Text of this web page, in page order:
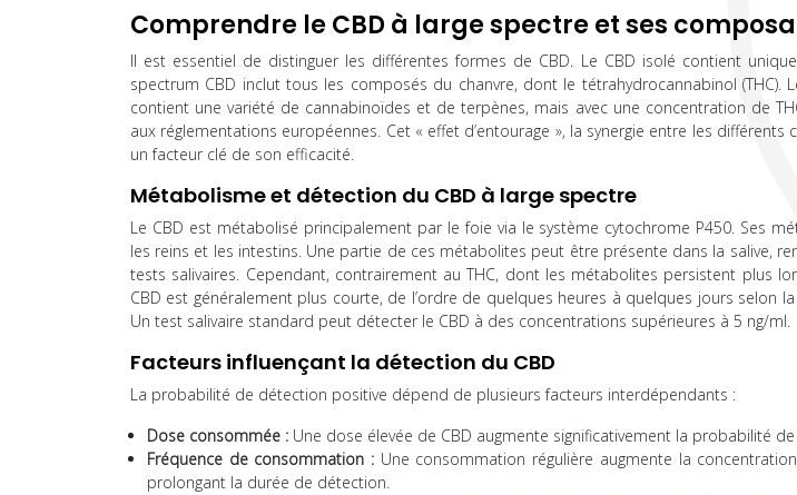
Comprendre le CBD à large spectre et ses
Il est essentiel de distinguer les différentes formes de CBD. Le CBD isolé contient
spectrum CBD inclut tous les composés du chanvre, dont le tétrahydrocannabinol (THC).
contient une variété de cannabinoïdes et de terpènes, mais avec une concentration de
aux réglementations européennes. Cet « effet d’entourage », la synergie entre les
un facteur clé de son efficacité.
Métabolisme et détection du CBD à large spectre
Le CBD est métabolisé principalement par le foie via le système cytochrome P450. Ses
les reins et les intestins. Une partie de ces métabolites peut être présente dans la salive,
tests salivaires. Cependant, contrairement au THC, dont les métabolites persistent plus
CBD est généralement plus courte, de l’ordre de quelques heures à quelques jours selon
Un test salivaire standard peut détecter le CBD à des concentrations supérieures à 5 ng/ml.
Facteurs influençant la détection du CBD
La probabilité de détection positive dépend de plusieurs facteurs interdépendants :
Dose consommée : Une dose élevée de CBD augmente significativement la probabilité
Fréquence de consommation : Une consommation régulière augmente la
prolongant la durée de détection.